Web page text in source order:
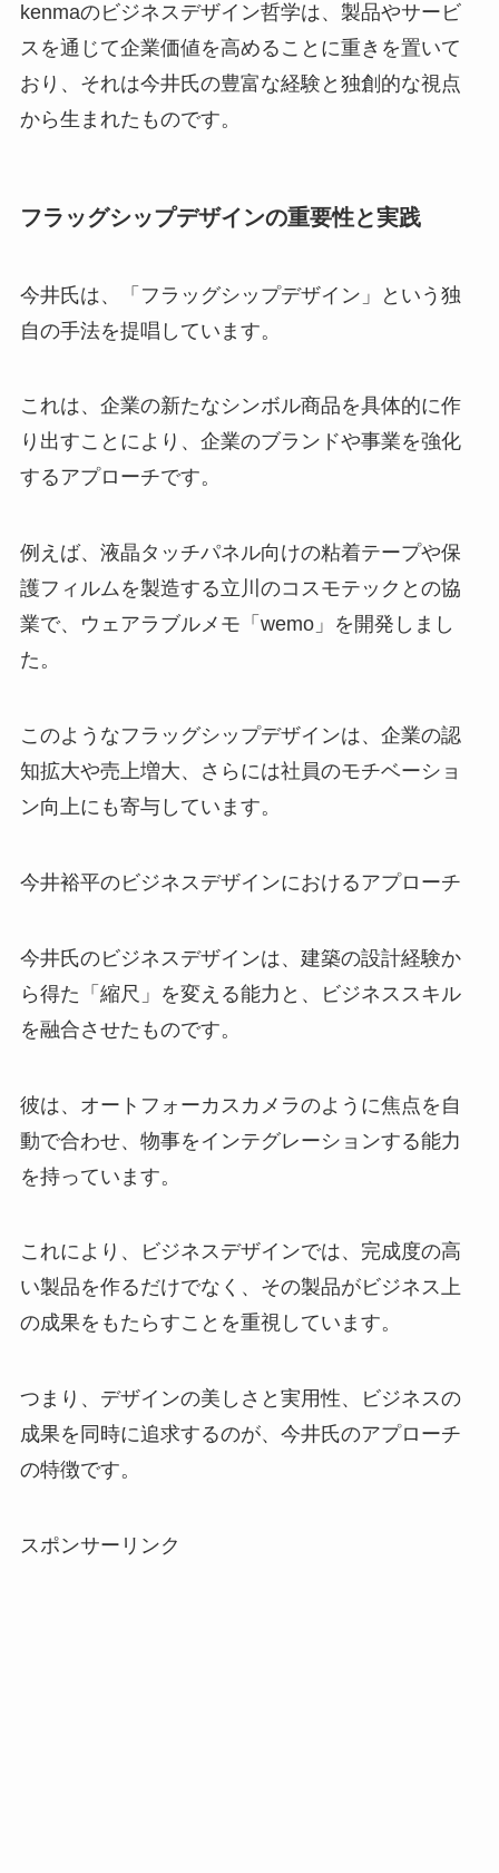
kenmaのビジネスデザイン哲学は、製品やサービ
スを通じて企業価値を高めることに重きを置いて
おり、それは今井氏の豊富な経験と独創的な視点
から生まれたものです。
フラッグシップデザインの重要性と実践
今井氏は、「フラッグシップデザイン」という独
自の手法を提唱しています。
これは、企業の新たなシンボル商品を具体的に作
り出すことにより、企業のブランドや事業を強化
するアプローチです。
例えば、液晶タッチパネル向けの粘着テープや保
護フィルムを製造する立川のコスモテックとの協
業で、ウェアラブルメモ「wemo」を開発しまし
た。
このようなフラッグシップデザインは、企業の認
知拡大や売上増大、さらには社員のモチベーショ
ン向上にも寄与しています。
今井裕平のビジネスデザインにおけるアプローチ
今井氏のビジネスデザインは、建築の設計経験か
ら得た「縮尺」を変える能力と、ビジネススキル
を融合させたものです。
彼は、オートフォーカスカメラのように焦点を自
動で合わせ、物事をインテグレーションする能力
を持っています。
これにより、ビジネスデザインでは、完成度の高
い製品を作るだけでなく、その製品がビジネス上
の成果をもたらすことを重視しています。
つまり、デザインの美しさと実用性、ビジネスの
成果を同時に追求するのが、今井氏のアプローチ
の特徴です。
スポンサーリンク